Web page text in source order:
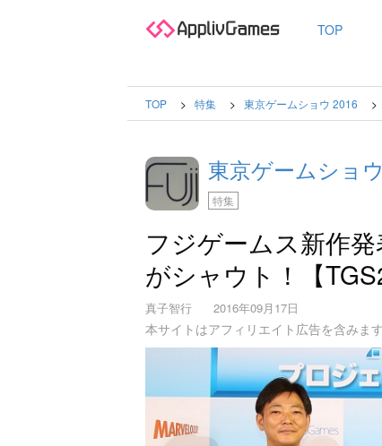
TOP
TOP 特集 東京ゲームショウ 2016
東京ゲームショ
特集
フジゲームス新作
がシャウト！【
真子智行 2016年09月17日
本サイトはアフィリエイト広告を含みます